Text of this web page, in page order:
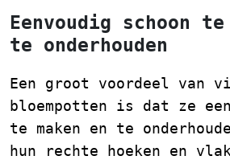
Eenvoudig schoon te
te onderhouden
Een groot voordeel van
bloempotten is dat ze
te maken en te
hun rechte hoeken en